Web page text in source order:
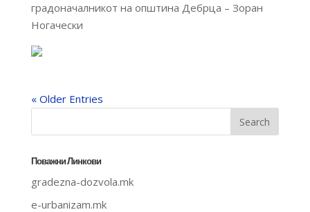
градоначалникот на општина Дебрца – Зоран
Ногачески
« Older Entries
Поважни Линкови
gradezna-dozvola.mk
e-urbanizam.mk